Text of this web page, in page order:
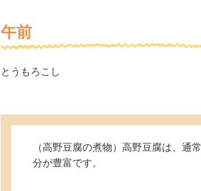
午前
とうもろこし
（高野豆腐の煮物）高野豆腐は、通
分が豊富です。